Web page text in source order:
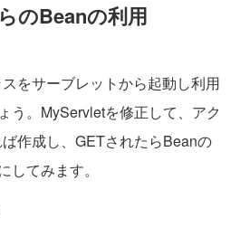
のBeanの利用
をサーブレットから起動し利用
う。MyServletを修正して、アク
作成し、GETされたらBeanの
してみます。